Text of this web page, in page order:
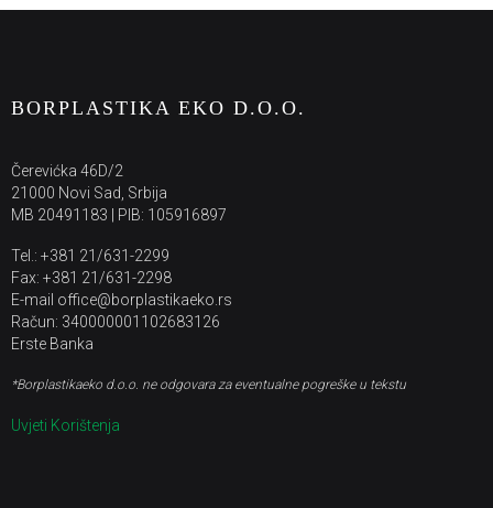
BORPLASTIKA EKO D.O.O.
Čerevićka 46D/2
21000 Novi Sad, Srbija
MB 20491183 | PIB: 105916897
Tel.: +381 21/631-2299
Fax: +381 21/631-2298
E-mail office@borplastikaeko.rs
Račun: 340000001102683126
Erste Banka
*Borplastikaeko d.o.o. ne odgovara za eventualne pogreške u tekstu
Uvjeti Korištenja